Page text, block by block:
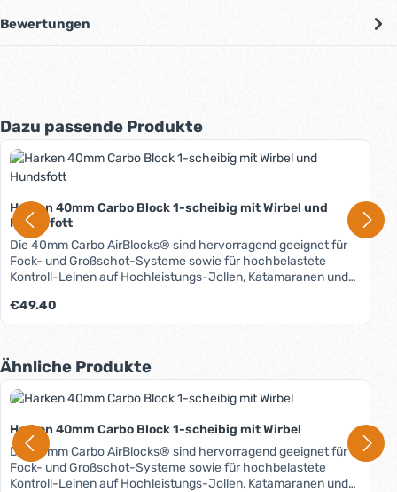
Bewertungen
Produktgalerie überspringen
Dazu passende Produkte
Harken 40mm Carbo Block 1-scheibig mit Wirbel und
Hundsfott
Die 40mm Carbo AirBlocks® sind hervorragend geeignet für
Fock- und Großschot-Systeme sowie für hochbelastete
Kontroll-Leinen auf Hochleistungs-Jollen, Katamaranen und
Schotmaterial aus einer Hochleistungsfaser wie z.B.
Dyneema oder Spectra verwendet werden. Die 40mm-Blöcke
zwei Orientierungen arretiert werden oder frei drehen.
Verwendung: - Fock - Grossschot-Systeme - Schoten -
Kontroll-Leinen Details zum Aufbau der Carbo AirBlocks finden
Sie als Download unter dem Reiter "Media".
Regulärer Preis:
€49.40
Produktgalerie überspringen
Ähnliche Produkte
Harken 40mm Carbo Block 1-scheibig mit Wirbel
Die 40mm Carbo AirBlocks® sind hervorragend geeignet für
Fock- und Großschot-Systeme sowie für hochbelastete
Kontroll-Leinen auf Hochleistungs-Jollen, Katamaranen und